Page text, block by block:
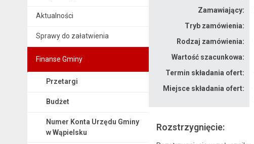
Aktualności
Sprawy do załatwienia
Finanse Gminy
Przetargi
Budżet
Numer Konta Urzędu Gminy
w Wąpielsku
Zamawiający:
Tryb zamówienia:
Rodzaj zamówienia:
Wartość szacunkowa:
Termin składania ofert:
Miejsce składania ofert:
Rozstrzygnięcie: